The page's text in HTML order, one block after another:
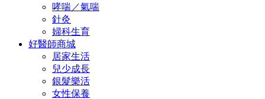
哮喘／氣喘
針灸
婦科生育
好醫師商城
居家生活
兒少成長
銀髮樂活
女性保養